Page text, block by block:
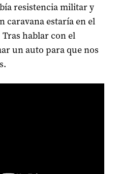
resistencia militar y
caravana estaría en el
hablar con el
un auto para que nos